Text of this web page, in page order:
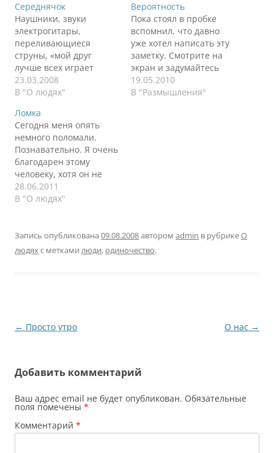
Середнячок
Наушники, звуки
электрогитары,
переливающиеся
струны, «мой друг
лучше всех играет
блюз» Машины
Времени, солнышко за
редкий для Заполярья.
Воскресенье. Седьмой
час вечера. Бессонная
ночь на работе до 5
утра, через 8 часа
после которой опять на
работу. Воскресенье.
Зачем? Спросите кого-
23.03.2008
В "О людях"
Вероятность
Пока стоял в пробке
вспомнил, что давно
уже хотел написать эту
заметку. Смотрите на
экран и задумайтесь
над теми словами,
которые я сейчас
19.05.2010
В "Размышления"
Ломка
Сегодня меня опять
немного поломали.
Познавательно. Я очень
благодарен этому
человеку, хотя он не
читает мой блог. Это
мой коллега, старше
Работает в HR службе.
Мы около часа
28.06.2011
В "О людях"
Запись опубликована 09.08.2008автором admin в рубрикеО
людяхс метками люди,одиночество.
Навигация
← Просто утро О нас →
Добавить комментарий
Ваш адрес email не будет опубликован. Обязательные
поля помечены *
Комментарий *